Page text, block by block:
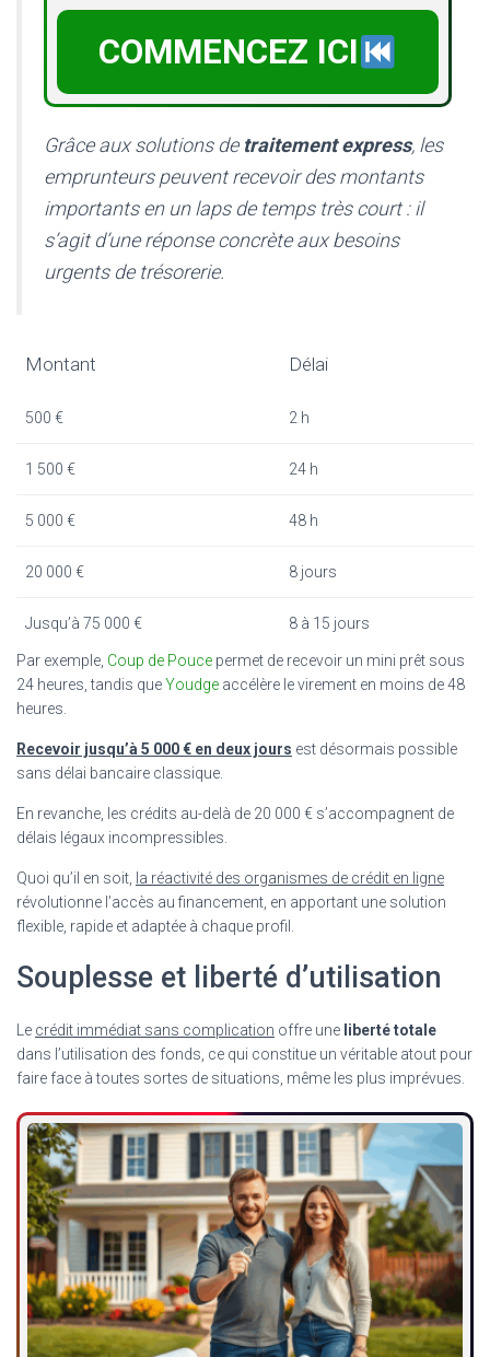
COMMENCEZ ICI
Grâce aux solutions detraitement express, les
emprunteurs peuvent recevoir des montants
importants en un laps de temps très court : il
s’agit d’une réponse concrète aux besoins
urgents de trésorerie.
Montant Délai
500 € 2 h
1 500 € 24 h
5 000 € 48 h
20 000 € 8 jours
Jusqu’à 75 000 € 8 à 15 jours
Par exemple, Coup de Pouce permet de recevoir un mini prêt sous
24 heures, tandis queYoudge accélère le virement en moins de 48
heures.
Recevoir jusqu’à 5 000 € en deux jours est désormais possible
sans délai bancaire classique.
En revanche, les crédits au-delà de 20 000 € s’accompagnent de
délais légaux incompressibles.
Quoi qu’il en soit, la réactivité des organismes de crédit en ligne
révolutionne l’accès au financement, en apportant une solution
flexible, rapide et adaptée à chaque profil.
Souplesse et liberté d’utilisation
Le crédit immédiat sans complication offre une liberté totale
dans l’utilisation des fonds, ce qui constitue un véritable atout pour
faire face à toutes sortes de situations, même les plus imprévues.